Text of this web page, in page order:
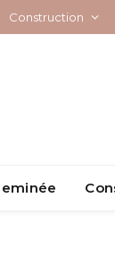
Construction